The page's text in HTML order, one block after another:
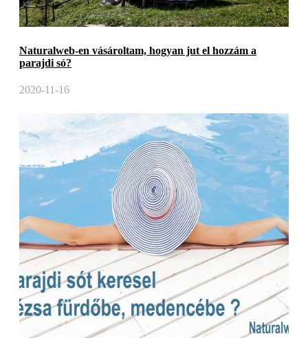
Naturalweb-en vásároltam, hogyan jut el hozzám a
parajdi só?
2020-11-16